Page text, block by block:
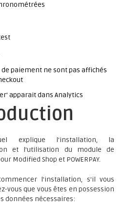
de paiement ne sont pas affichés
apparait dans Analytics
explique l'installation, la
et l'utilisation du module de
Modified Shop et POWERPAY.
l'installation, s'il vous
vous que vous êtes en possession
données nécessaires: